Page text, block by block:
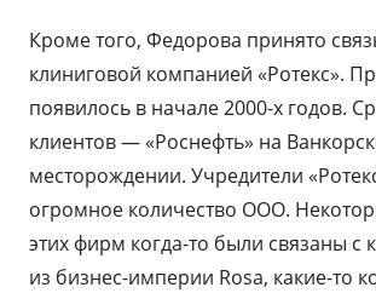
Кроме того, Федорова принято
клиниговой компанией «Ротекс».
появилось в начале 2000-х годов.
клиентов — «Роснефть» на
месторождении. Учредители
огромное количество ООО.
этих фирм когда-то были связаны с
из бизнес-империи Rosa, какие-то